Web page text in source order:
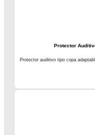
Protector
Protector auditivo tipo copa